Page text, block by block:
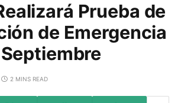
Prueba de
de Emergencia
2 MINS READ